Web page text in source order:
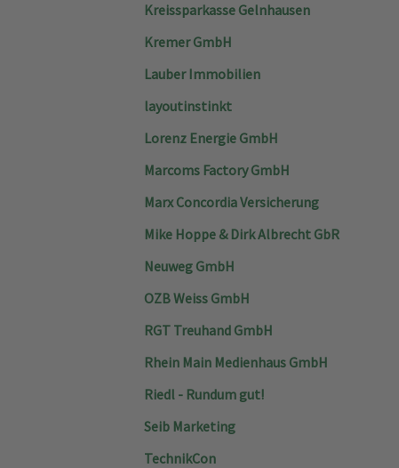
Kreissparkasse Gelnhausen
Kremer GmbH
Lauber Immobilien
layoutinstinkt
Lorenz Energie GmbH
Marcoms Factory GmbH
Marx Concordia Versicherung
Mike Hoppe & Dirk Albrecht GbR
Neuweg GmbH
OZB Weiss GmbH
RGT Treuhand GmbH
Rhein Main Medienhaus GmbH
Riedl - Rundum gut!
Seib Marketing
TechnikCon